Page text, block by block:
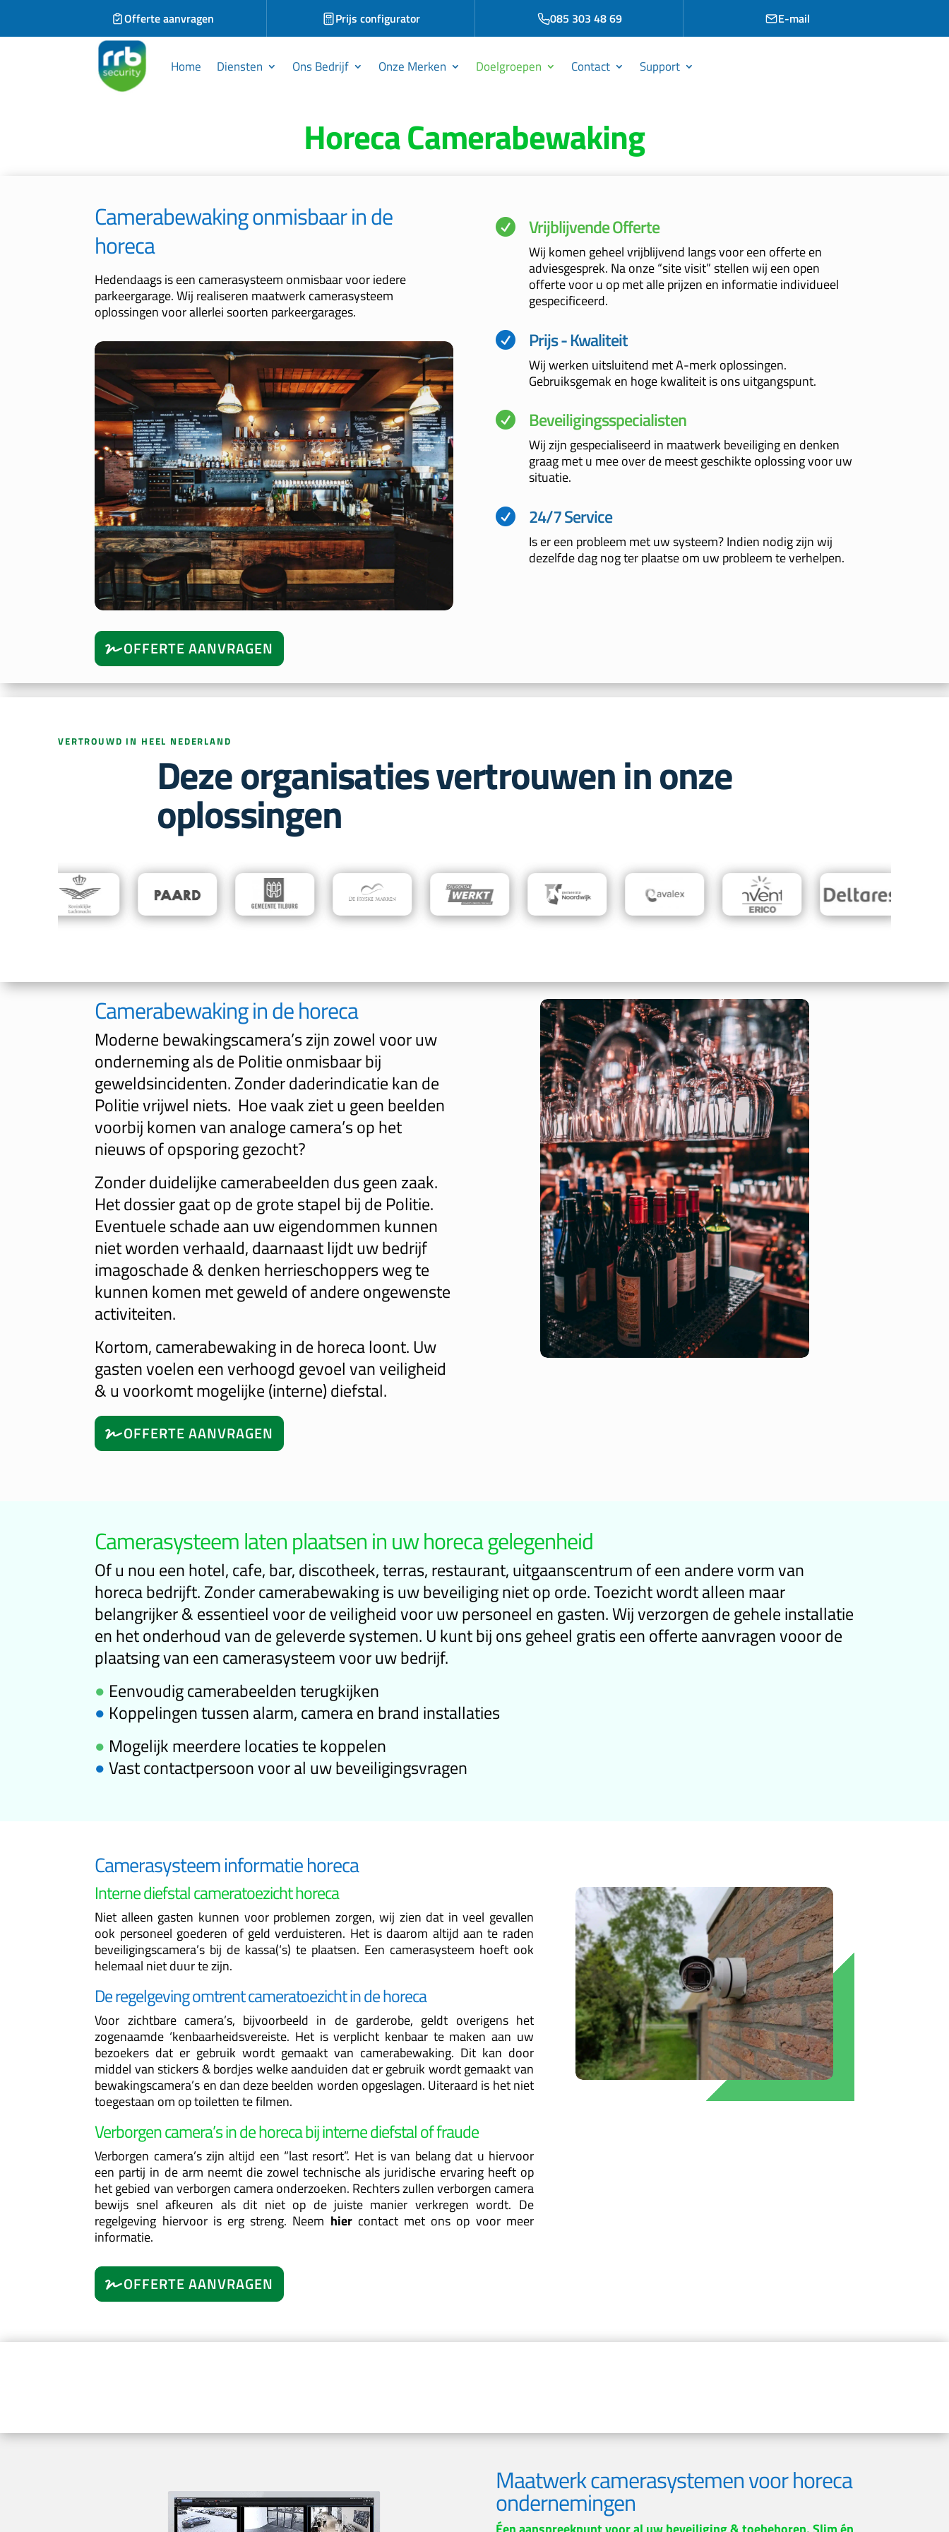
Offerte aanvragen Prijs configurator 085 303 48 69 E-mail
Home Diensten Ons Bedrijf Onze Merken Doelgroepen Contact Support
Horeca Camerabewaking
Camerabewaking onmisbaar in de
horeca
Hedendaags is een camerasysteem onmisbaar voor iedere
parkeergarage. Wij realiseren maatwerk camerasysteem
oplossingen voor allerlei soorten parkeergarages.
OFFERTE AANVRAGEN
 Vrijblijvende Offerte
Wij komen geheel vrijblijvend langs voor een offerte en
adviesgesprek. Na onze “site visit” stellen wij een open
offerte voor u op met alle prijzen en informatie individueel
gespecificeerd.
 Prijs - Kwaliteit
Wij werken uitsluitend met A-merk oplossingen.
Gebruiksgemak en hoge kwaliteit is ons uitgangspunt.
 Beveiligingsspecialisten
Wij zijn gespecialiseerd in maatwerk beveiliging en denken
graag met u mee over de meest geschikte oplossing voor uw
situatie.
 24/7 Service
Is er een probleem met uw systeem? Indien nodig zijn wij
dezelfde dag nog ter plaatse om uw probleem te verhelpen.
VERTROUWD IN HEEL NEDERLAND
Deze organisaties vertrouwen in onze
oplossingen
Camerabewaking in de horeca
Moderne bewakingscamera’s zijn zowel voor uw
onderneming als de Politie onmisbaar bij
geweldsincidenten. Zonder daderindicatie kan de
Politie vrijwel niets. Hoe vaak ziet u geen beelden
voorbij komen van analoge camera’s op het
nieuws of opsporing gezocht?
Zonder duidelijke camerabeelden dus geen zaak.
Het dossier gaat op de grote stapel bij de Politie.
Eventuele schade aan uw eigendommen kunnen
niet worden verhaald, daarnaast lijdt uw bedrijf
imagoschade & denken herrieschoppers weg te
kunnen komen met geweld of andere ongewenste
activiteiten.
Kortom, camerabewaking in de horeca loont. Uw
gasten voelen een verhoogd gevoel van veiligheid
& u voorkomt mogelijke (interne) diefstal.
OFFERTE AANVRAGEN
Camerasysteem laten plaatsen in uw horeca gelegenheid
Of u nou een hotel, cafe, bar, discotheek, terras, restaurant, uitgaanscentrum of een andere vorm van
horeca bedrijft. Zonder camerabewaking is uw beveiliging niet op orde. Toezicht wordt alleen maar
belangrijker & essentieel voor de veiligheid voor uw personeel en gasten. Wij verzorgen de gehele installatie
en het onderhoud van de geleverde systemen. U kunt bij ons geheel gratis een offerte aanvragen vooor de
plaatsing van een camerasysteem voor uw bedrijf.
● Eenvoudig camerabeelden terugkijken
● Koppelingen tussen alarm, camera en brand installaties
● Mogelijk meerdere locaties te koppelen
●Vast contactpersoon voor al uw beveiligingsvragen
Camerasysteem informatie horeca
Interne diefstal cameratoezicht horeca
Niet alleen gasten kunnen voor problemen zorgen, wij zien dat in veel gevallen
ook personeel goederen of geld verduisteren. Het is daarom altijd aan te raden
beveiligingscamera’s bij de kassa(‘s) te plaatsen. Een camerasysteem hoeft ook
helemaal niet duur te zijn.
De regelgeving omtrent cameratoezicht in de horeca
Voor zichtbare camera’s, bijvoorbeeld in de garderobe, geldt overigens het
zogenaamde ‘kenbaarheidsvereiste. Het is verplicht kenbaar te maken aan uw
bezoekers dat er gebruik wordt gemaakt van camerabewaking. Dit kan door
middel van stickers & bordjes welke aanduiden dat er gebruik wordt gemaakt van
bewakingscamera’s en dan deze beelden worden opgeslagen. Uiteraard is het niet
toegestaan om op toiletten te filmen.
Verborgen camera’s in de horeca bij interne diefstal of fraude
Verborgen camera’s zijn altijd een “last resort”. Het is van belang dat u hiervoor
een partij in de arm neemt die zowel technische als juridische ervaring heeft op
het gebied van verborgen camera onderzoeken. Rechters zullen verborgen camera
bewijs snel afkeuren als dit niet op de juiste manier verkregen wordt. De
regelgeving hiervoor is erg streng. Neem hier contact met ons op voor meer
informatie.
OFFERTE AANVRAGEN
Maatwerk camerasystemen voor horeca
ondernemingen